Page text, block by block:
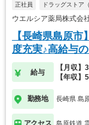
正社員 ドラッグストア
ウエルシア薬局株式会
【長崎県島原
度充実♪高給与
給与
【月収】
【年収
勤務地 長崎県 島
島原鉄道